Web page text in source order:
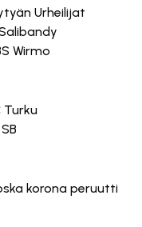
Urheilijat
Wirmo
Turku
korona peruutti